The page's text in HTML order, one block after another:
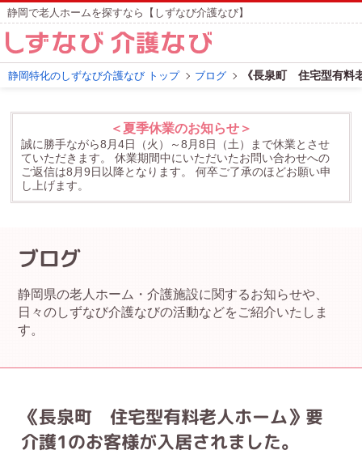
静岡で老人ホームを探すなら【しずなび介護なび】
静岡特化のしずなび介護なび トップ ブログ 《長泉町 住宅型有料
＜夏季休業のお知らせ＞
誠に勝手ながら8月4日（火）～8月8日（土）まで休業とさせ
ていただきます。
休業期間中にいただいたお問い合わせへの
ご返信は8月9日以降となります。
何卒ご了承のほどお願い申
し上げます。
ブログ
静岡県の老人ホーム・介護施設に関するお知らせや、
日々のしずなび介護なびの活動などをご紹介いたしま
す。
《長泉町 住宅型有料老人ホーム》要
介護1のお客様が入居されました。